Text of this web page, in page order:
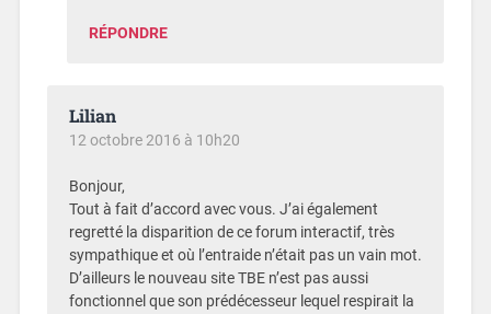
RÉPONDRE
Lilian
12 octobre 2016 à 10h20
Bonjour,
Tout à fait d’accord avec vous. J’ai également
regretté la disparition de ce forum interactif, très
sympathique et où l’entraide n’était pas un vain mot.
D’ailleurs le nouveau site TBE n’est pas aussi
fonctionnel que son prédécesseur lequel respirait la